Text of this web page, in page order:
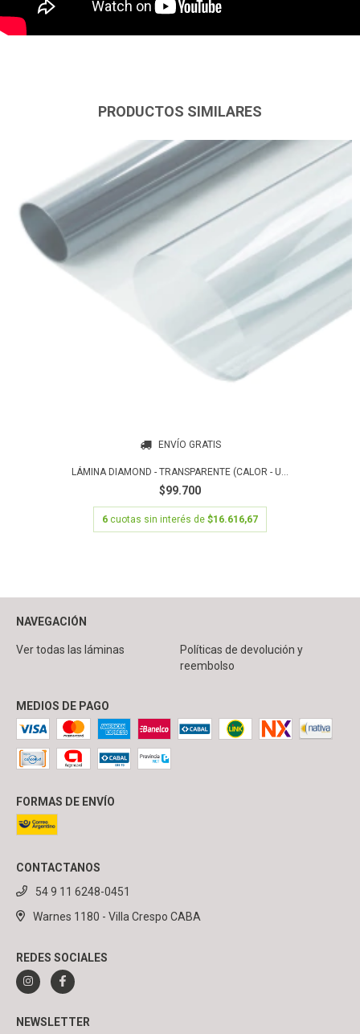
PRODUCTOS SIMILARES
ENVÍO GRATIS
LÁMINA DIAMOND - TRANSPARENTE (CALOR - U...
$99.700
6 cuotas sin interés de $16.616,67
NAVEGACIÓN
Ver todas las láminas
Políticas de devolución y
reembolso
MEDIOS DE PAGO
FORMAS DE ENVÍO
CONTACTANOS
54 9 11 6248-0451
Warnes 1180 - Villa Crespo CABA
REDES SOCIALES
NEWSLETTER